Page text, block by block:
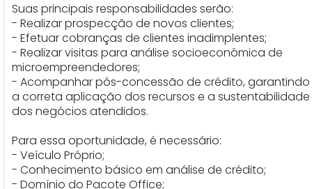
Suas principais responsabilidades serão:
- Realizar prospecção de novos clientes;
- Efetuar cobranças de clientes inadimplentes;
- Realizar visitas para análise socioeconômica de
microempreendedores;
- Acompanhar pós-concessão de crédito, garantindo
a correta aplicação dos recursos e a sustentabilidade
dos negócios atendidos.
Para essa oportunidade, é necessário:
- Veículo Próprio;
- Conhecimento básico em análise de crédito;
- Domínio do Pacote Office;